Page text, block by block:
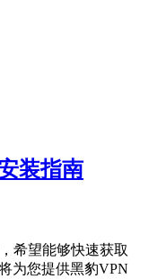
装指南
希望能够快速获取
为您提供黑豹VPN